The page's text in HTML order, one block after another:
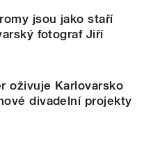
jsou jako staří
fotograf Jiří
oživuje Karlovarsko
divadelní projekty